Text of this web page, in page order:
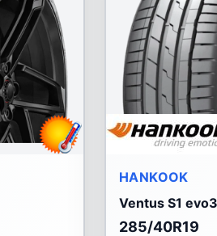
HANKOOK
Ventus S1
285/40R19